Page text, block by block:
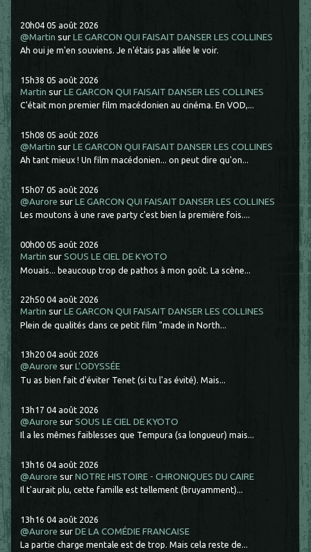
20h04 05 août 2026
@Martin surLE GARCON QUI FAISAIT DANSER LES COLLINES
Ah oui je m'en souviens. Je n'étais pas allée le voir.
15h38 05 août 2026
Martin surLE GARCON QUI FAISAIT DANSER LES COLLINES
C'était mon premier film macédonien au cinéma. En VOD,...
15h08 05 août 2026
@Martin surLE GARCON QUI FAISAIT DANSER LES COLLINES
Ah tant mieux ! Un film macédonien... on peut dire qu'on...
15h07 05 août 2026
@Aurore surLE GARCON QUI FAISAIT DANSER LES COLLINES
Les moutons à une rave party c'est bien la première fois....
00h00 05 août 2026
Martin surSOUS LE CIEL DE KYOTO
Mouais... beaucoup trop de pathos à mon goût. La scène...
22h50 04 août 2026
Martin surLE GARCON QUI FAISAIT DANSER LES COLLINES
Plein de qualités dans ce petit film "made in North...
13h20 04 août 2026
@Aurore surL'ODYSSÉE
Tu as bien fait d'éviter Tenet (si tu l'as évité). Mais...
13h17 04 août 2026
@Aurore surSOUS LE CIEL DE KYOTO
Il a les mêmes faiblesses que Tempura (sa longueur) mais...
13h16 04 août 2026
@Aurore surNOTRE HISTOIRE - CHRONIQUES DU CAIRE
Il t'aurait plu, cette famille est tellement (bruyamment)...
13h16 04 août 2026
@Aurore surDE LA COMÉDIE FRANCAISE
La partie charge mentale est de trop. Mais cela reste de...